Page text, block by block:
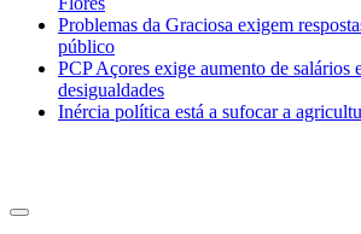
Problemas da Graciosa exigem
público
PCP Açores exige aumento de salários
desigualdades
Inércia política está a sufocar a